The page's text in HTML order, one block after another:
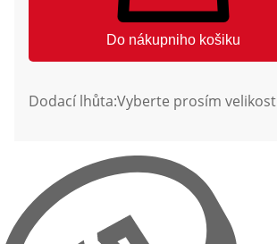
Do nákupniho košiku
Dodací lhůta:Vyberte prosím velikost